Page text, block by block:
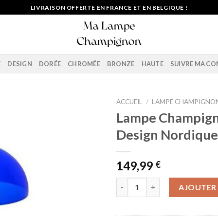
LIVRAISON OFFERTE EN FRANCE ET EN BELGIQUE !
DESIGN DORÉE CHROMÉE BRONZE HAUTE SUIVRE MA
ACCUEIL / LAMPE
Lampe
Design
149,99 €
AJOUTER